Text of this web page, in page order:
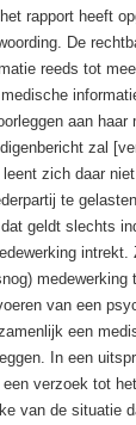
rapport heeft
De
reeds tot
aan haar
zal
zich daar
te
geldt slechts
intrekt.
medewerking
van een
een
In een
verzoek tot
van de situatie